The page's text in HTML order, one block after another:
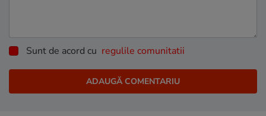
Sunt de acord cu regulile comunitatii